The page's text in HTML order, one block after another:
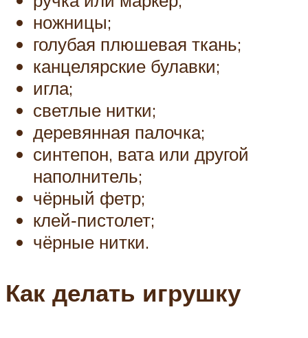
ножницы;
голубая плюшевая ткань;
канцелярские булавки;
игла;
светлые нитки;
деревянная палочка;
синтепон, вата или другой
наполнитель;
чёрный фетр;
клей‑пистолет;
чёрные нитки.
Как делать игрушку